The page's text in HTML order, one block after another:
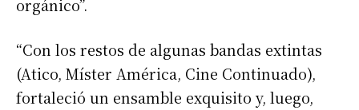
orgánico”.
“Con los restos de algunas bandas extintas
(Atico, Míster América, Cine Continuado),
fortaleció un ensamble exquisito y, luego,